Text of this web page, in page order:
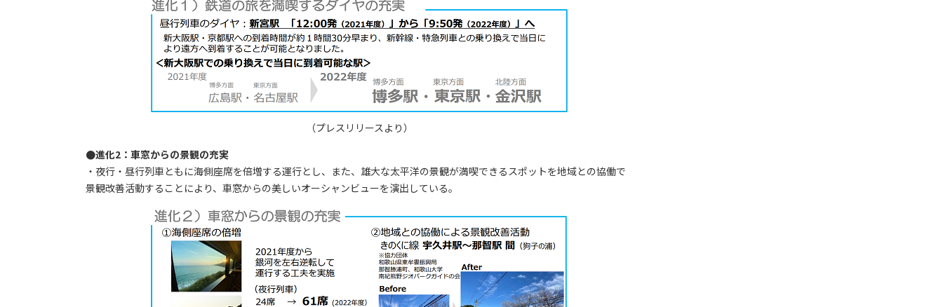
（プレスリリースより）
●進化2：車窓からの景観の充実
・夜行・昼行列車ともに海側座席を倍増する運行とし、また、雄大な太平洋の景観が満喫できるスポットを地域との協働で
景観改善活動することにより、車窓からの美しいオーシャンビューを演出している。